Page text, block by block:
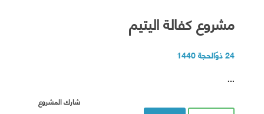
مشروع كفالة اليتيم
24 ذو الحجة 1440
...
شارك المشروع